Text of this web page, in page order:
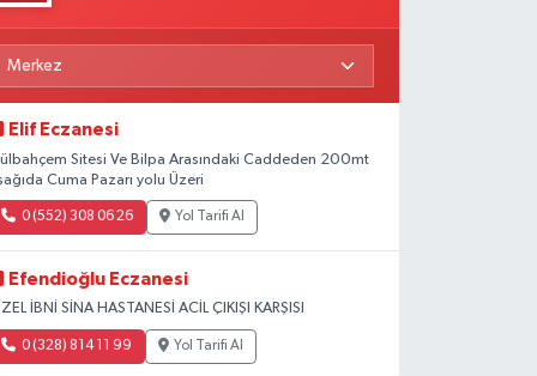
Elif Eczanesi
Sitesi Ve Bilpa Arasındaki Caddeden 200mt
Cuma Pazarı yolu Üzeri
0 (552) 308 06 26 Yol Tarifi Al
Efendioğlu Eczanesi
İBNİ SİNA HASTANESİ ACİL ÇIKIŞI KARŞISI
0 (328) 814 11 99 Yol Tarifi Al